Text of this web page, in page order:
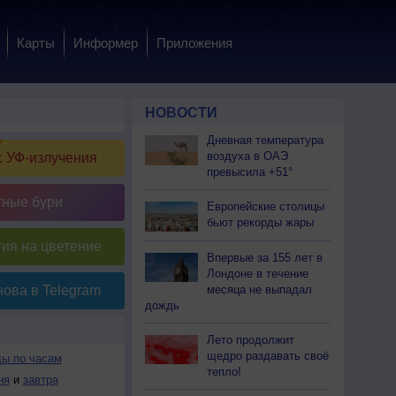
Карты Информер Приложения
УФ-излучения
бури
на цветение
в Telegram
по часам
и завтра
НОВОСТИ
Дневная температура
воздуха в ОАЭ
превысила +51°
Европейские столицы
бьют рекорды жары
Впервые за 155 лет в
Лондоне в течение
месяца не выпадал
дождь
Лето продолжит
щедро раздавать своё
тепло!